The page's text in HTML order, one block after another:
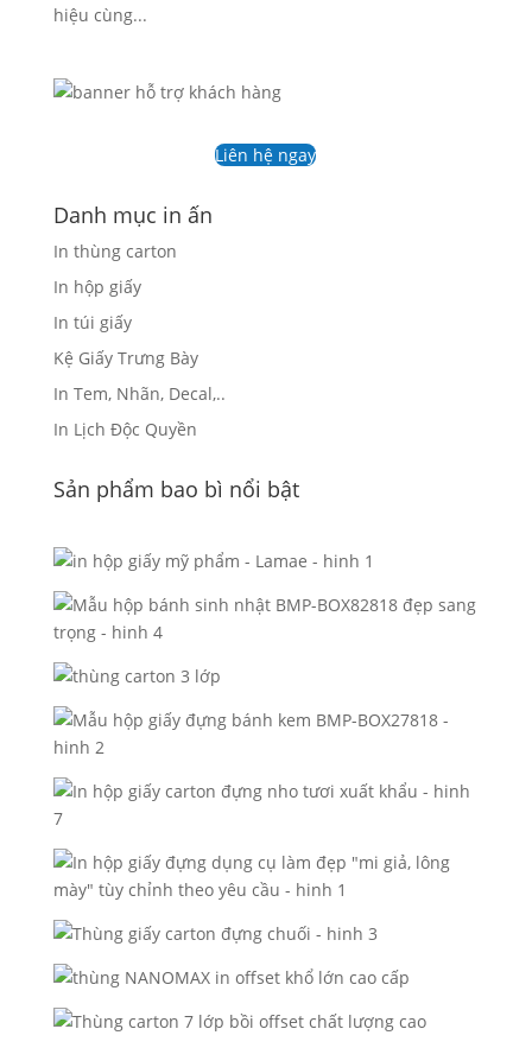
hiệu cùng...
Liên hệ ngay
Danh mục in ấn
In thùng carton
In hộp giấy
In túi giấy
Kệ Giấy Trưng Bày
In Tem, Nhãn, Decal,..
In Lịch Độc Quyền
Sản phẩm bao bì nổi bật